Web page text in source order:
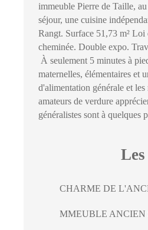
immeuble Pierre de Taille,
séjour, une cuisine
Rangt. Surface 51,73 m² Loi
cheminée. Double expo.
À seulement 5 minutes à
maternelles, élémentaires et
d'alimentation générale et les
amateurs de verdure
généralistes sont à quelques
CHARME DE
MMEUBLE ANCIEN